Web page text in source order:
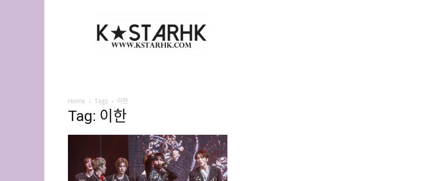
Star
HK
Home Tags 이한
Tag: 이한